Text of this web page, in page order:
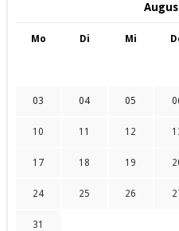
Mo Di Mi
03 04 05
10 11 12
17 18 19
24 25 26
31